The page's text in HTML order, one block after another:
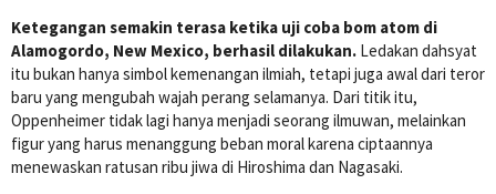
Ketegangan semakin terasa ketika uji coba bom atom di
Alamogordo, New Mexico, berhasil dilakukan. Ledakan dahsyat
itu bukan hanya simbol kemenangan ilmiah, tetapi juga awal dari teror
baru yang mengubah wajah perang selamanya. Dari titik itu,
Oppenheimer tidak lagi hanya menjadi seorang ilmuwan, melainkan
figur yang harus menanggung beban moral karena ciptaannya
menewaskan ratusan ribu jiwa di Hiroshima dan Nagasaki.